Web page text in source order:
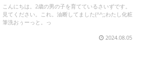
こんにちは。2歳の男の子を育てているさいずです。
見てください。これ。油断してました(^^;;わたし化粧
筆洗おぅーっと。っ
2024.08.05